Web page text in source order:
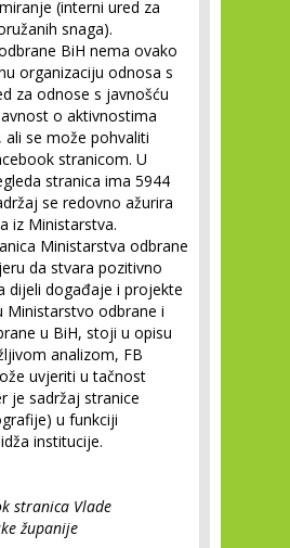
(interni ured za
snaga).
BiH nema ovako
organizaciju odnosa s
za odnose s javnošću
o aktivnostima
ali se može pohvaliti
stranicom. U
stranica ima 5944
se redovno ažurira
iz Ministarstva.
Ministarstva odbrane
da stvara pozitivno
dijeli događaje i projekte
Ministarstvo odbrane i
u BiH, stoji u opisu
analizom, FB
uvjeriti u tačnost
je sadržaj stranice
u funkciji
institucije.
stranica Vlade
županije